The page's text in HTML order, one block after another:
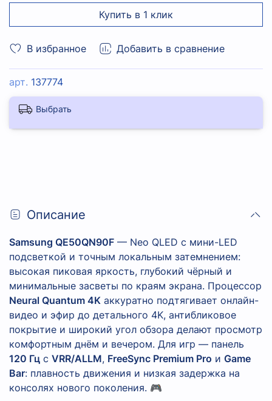
В избранное Добавить в сравнение
арт. 137774
Купить в 1 клик
Выбрать
Описание
Samsung QE50QN90F — Neo QLED с мини-LED
подсветкой и точным локальным затемнением:
высокая пиковая яркость, глубокий чёрный и
минимальные засветы по краям экрана. Процессор
Neural Quantum 4K аккуратно подтягивает онлайн-
видео и эфир до детального 4K, антибликовое
покрытие и широкий угол обзора делают просмотр
комфортным днём и вечером. Для игр — панель
120 Гц с VRR/ALLM, FreeSync Premium Pro и Game
Bar: плавность движения и низкая задержка на
консолях нового поколения. 🎮